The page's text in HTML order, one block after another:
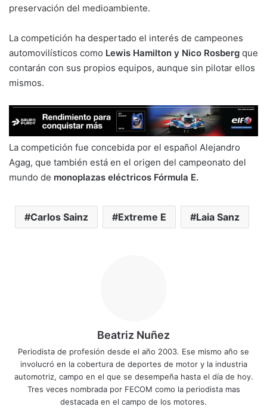
preservación del medioambiente.
La competición ha despertado el interés de campeones
automovilísticos como Lewis Hamilton y Nico Rosberg que
contarán con sus propios equipos, aunque sin pilotar ellos
mismos.
La competición fue concebida por el español Alejandro
Agag, que también está en el origen del campeonato del
mundo de monoplazas eléctricos Fórmula E.
Carlos Sainz Extreme E Laia Sanz
Beatriz Nuñez
Periodista de profesión desde el año 2003. Ese mismo año se
involucró en la cobertura de deportes de motor y la industria
automotriz, campo en el que se desempeña hasta el día de hoy.
Tres veces nombrada por FECOM como la periodista mas
destacada en el campo de los motores.